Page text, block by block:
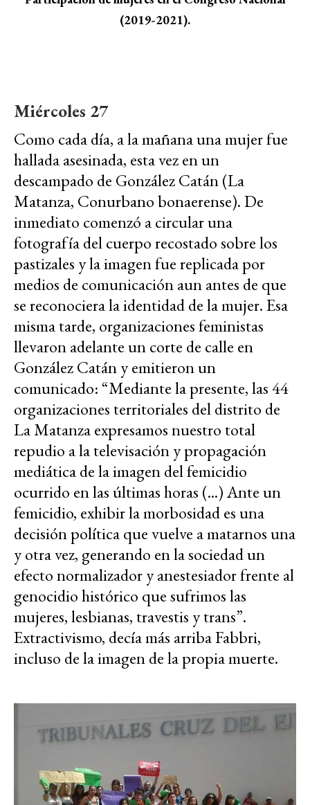
(2019-2021).
Miércoles 27
Como cada día, a la mañana una mujer fue
hallada asesinada, esta vez en un
descampado de González Catán (La
Matanza, Conurbano bonaerense). De
inmediato comenzó a circular una
fotografía del cuerpo recostado sobre los
pastizales y la imagen fue replicada por
medios de comunicación aun antes de que
se reconociera la identidad de la mujer.Esa
misma tarde, organizaciones feministas
llevaron adelante un corte de calle en
González Catán y emitieron un
comunicado: “Mediante la presente, las 44
organizaciones territoriales del distrito de
La Matanza expresamos nuestro total
repudio a la televisación y propagación
mediática de la imagen del femicidio
ocurrido en las últimas horas (...) Ante un
femicidio, exhibir la morbosidad es una
decisión política que vuelve a matarnos una
y otra vez, generando en la sociedad un
efecto normalizador y anestesiador frente al
genocidio histórico que sufrimos las
mujeres, lesbianas, travestis y trans”.
Extractivismo, decía más arriba Fabbri,
incluso de la imagen de la propia muerte.